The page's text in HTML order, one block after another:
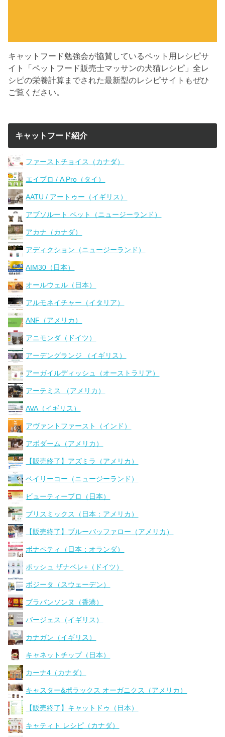
キャットフード勉強会が協賛しているペット用レシピサ
イト「ペットフード販売士マッサンの犬猫レシピ」全レ
シピの栄養計算までされた最新型のレシピサイトもぜひ
ご覧ください。
キャットフード紹介
ファーストチョイス（カナダ）
エイプロ / A Pro（タイ）
AATU / アートゥー（イギリス）
アブソルート ペット（ニュージーランド）
アカナ（カナダ）
アディクション（ニュージーランド）
AIM30（日本）
オールウェル（日本）
アルモネイチャー（イタリア）
ANF（アメリカ）
アニモンダ（ドイツ）
アーデングランジ （イギリス）
アーガイルディッシュ（オーストラリア）
アーテミス （アメリカ）
AVA（イギリス）
アヴァントファースト（インド）
アボダーム（アメリカ）
【販売終了】アズミラ（アメリカ）
ベイリーコー（ニュージーランド）
ビューティープロ（日本）
ブリスミックス（日本：アメリカ）
【販売終了】ブルーバッファロー（アメリカ）
ボナペティ（日本：オランダ）
ボッシュ ザナベレ+（ドイツ）
ボジータ（スウェーデン）
ブラバンソンヌ（香港）
バージェス（イギリス）
カナガン（イギリス）
キャネットチップ（日本）
カーナ4（カナダ）
キャスター&ポラックス オーガニクス（アメリカ）
【販売終了】キャットドゥ（日本）
キャティト レシピ（カナダ）